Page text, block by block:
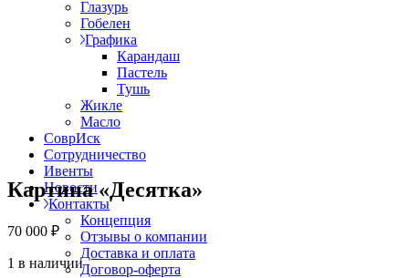
Глазурь
Гобелен
Графика
Карандаш
Пастель
Тушь
Жикле
Масло
СоврИск
Сотрудничество
Ивенты
Новости
Контакты
Концепция
Отзывы о компании
Доставка и оплата
Договор-оферта
Картина «Десятка»
70 000 ₽
1 в наличии